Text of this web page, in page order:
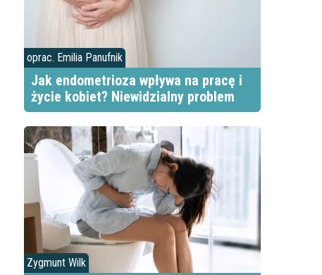
oprac. Emilia Panufnik
Jak endometrioza wpływa na pracę i
życie kobiet? Niewidzialny problem
Zygmunt Wilk